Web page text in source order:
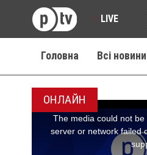
LIVE
Головна Всі новини
ОНЛАЙН